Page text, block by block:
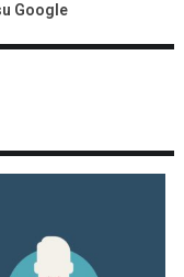
Google